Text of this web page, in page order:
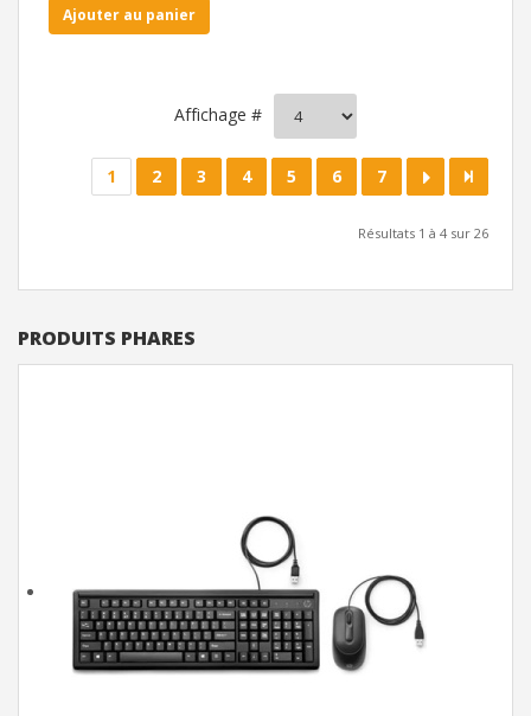
PRODUITS PHARES
Ajouter au panier
Affichage #
1 2 3 4 5 6 7
Résultats 1 à 4 sur 26